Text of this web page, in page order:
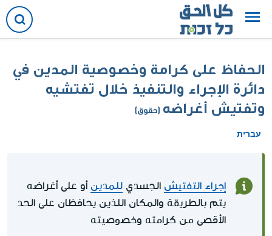
الحفاظ على كرامة وخصوصية المدين في
دائرة الإجراء والتنفيذ خلال تفتشيه
وتفتيش أغراضه (حقوق)
עברית
إجراء التفتيش الجسدي للمدين أو على أغراضه
يتم بالطريقة والمكان اللذين يحافظان على الحد
الأقصى من كرامته وخصوصيته